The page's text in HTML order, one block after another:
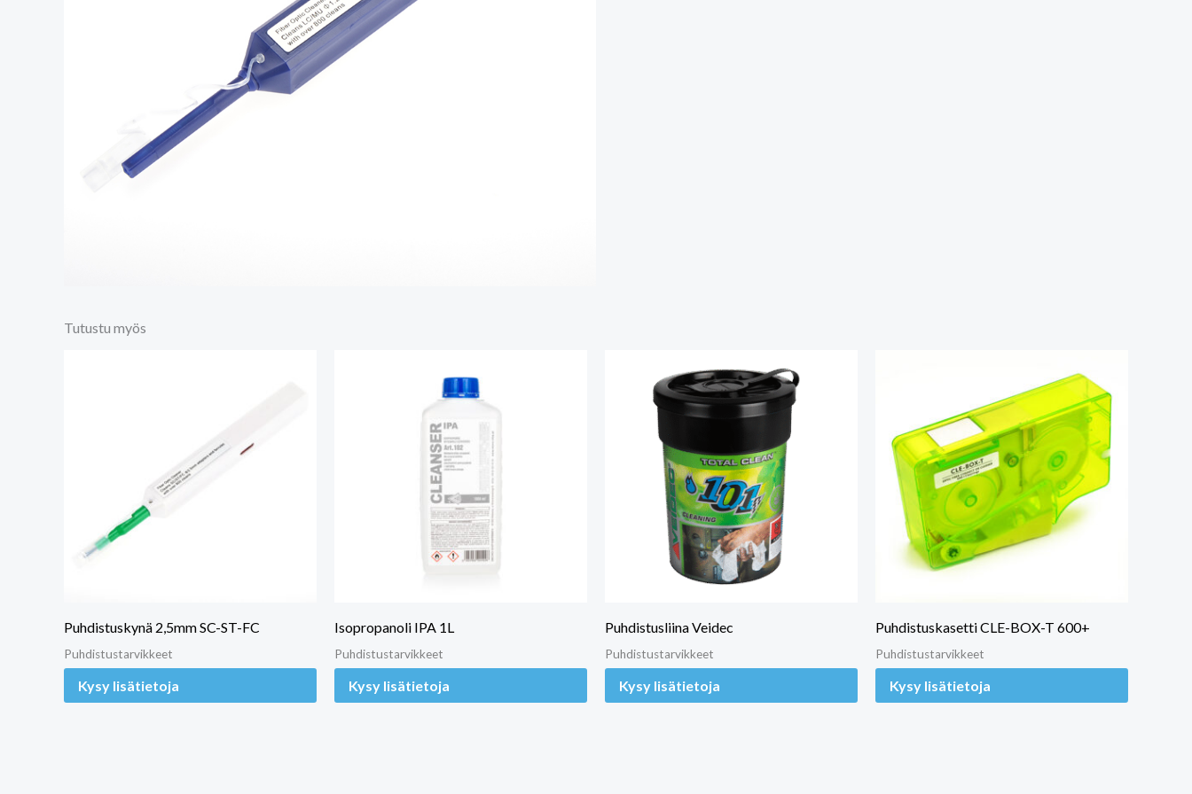
Tutustu myös
Puhdistuskynä 2,5mm SC-ST-FC
Puhdistustarvikkeet
Kysy lisätietoja
Isopropanoli IPA 1L
Puhdistustarvikkeet
Kysy lisätietoja
Puhdistusliina Veidec
Puhdistustarvikkeet
Kysy lisätietoja
Puhdistuskasetti CLE-BOX-T 600+
Puhdistustarvikkeet
Kysy lisätietoja